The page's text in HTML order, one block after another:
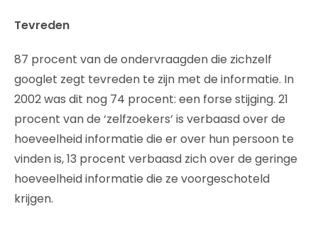
Tevreden
87 procent van de ondervraagden die zichzelf
googlet zegt tevreden te zijn met de informatie. In
2002 was dit nog 74 procent: een forse stijging. 21
procent van de ‘zelfzoekers’ is verbaasd over de
hoeveelheid informatie die er over hun persoon te
vinden is, 13 procent verbaasd zich over de geringe
hoeveelheid informatie die ze voorgeschoteld
krijgen.